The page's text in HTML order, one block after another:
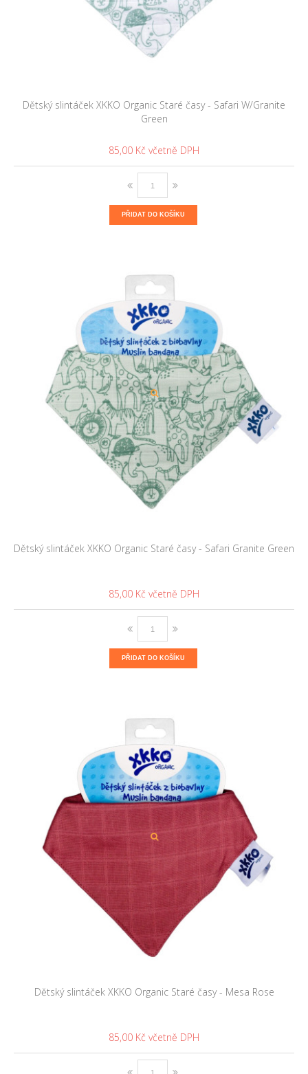
Dětský slintáček XKKO Organic Staré časy - Safari W/Granite
Green
85,00 Kč
PŘIDAT DO KOŠÍKU
Dětský slintáček XKKO Organic Staré časy - Safari Granite Green
85,00 Kč
PŘIDAT DO KOŠÍKU
Dětský slintáček XKKO Organic Staré časy - Mesa Rose
85,00 Kč